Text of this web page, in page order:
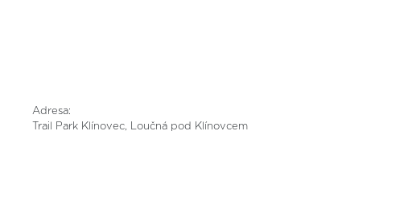
Adresa:
Trail Park Klínovec, Loučná pod Klínovcem